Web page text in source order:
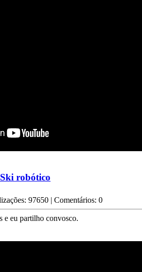
robótico
97650 | Comentários: 0
e eu partilho convosco.